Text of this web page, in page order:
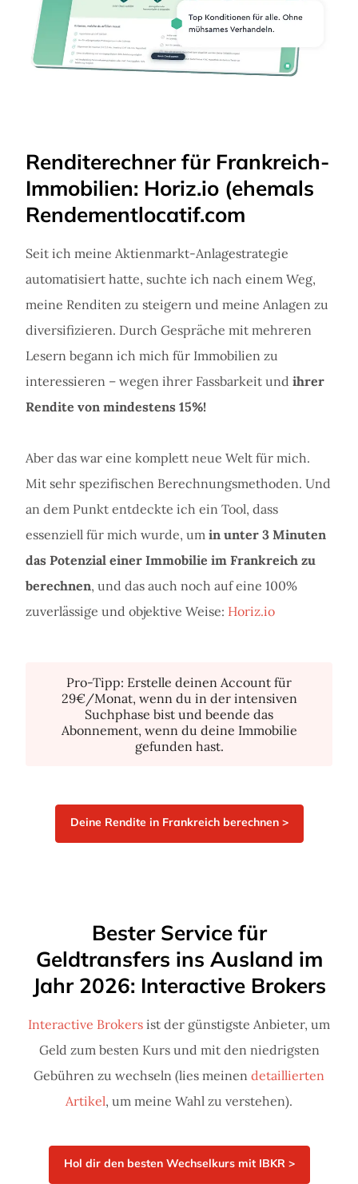
Renditerechner für Frankreich-
Immobilien: Horiz.io (ehemals
Rendementlocatif.com
Seit ich meine Aktienmarkt-Anlagestrategie
automatisiert hatte, suchte ich nach einem Weg,
meine Renditen zu steigern und meine Anlagen zu
diversifizieren. Durch Gespräche mit mehreren
Lesern begann ich mich für Immobilien zu
interessieren – wegen ihrer Fassbarkeit und ihrer
Rendite von mindestens 15%!
Aber das war eine komplett neue Welt für mich.
Mit sehr spezifischen Berechnungsmethoden. Und
an dem Punkt entdeckte ich ein Tool, dass
essenziell für mich wurde, um in unter 3 Minuten
das Potenzial einer Immobilie im Frankreich zu
berechnen, und das auch noch auf eine 100%
zuverlässige und objektive Weise: Horiz.io
Pro-Tipp: Erstelle deinen Account für
29€/Monat, wenn du in der intensiven
Suchphase bist und beende das
Abonnement, wenn du deine Immobilie
gefunden hast.
Deine Rendite in Frankreich berechnen >
Bester Service für
Geldtransfers ins Ausland im
Jahr 2026: Interactive Brokers
Interactive Brokers ist der günstigste Anbieter, um
Geld zum besten Kurs und mit den niedrigsten
Gebühren zu wechseln (lies meinen detaillierten
Artikel, um meine Wahl zu verstehen).
Hol dir den besten Wechselkurs mit IBKR >